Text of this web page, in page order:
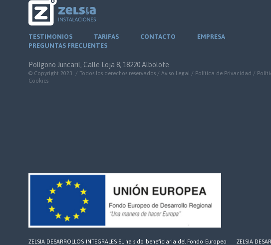
TESTIMONIOS TARIFAS CONTACTO
EMPRESA
PREGUNTAS FRECUENTES
Polígono Juncaril, Calle Loja 8, 18220 Albolote
© Copyright 2023. / Todos los derechos reservados / Aviso Legal / Política de Privacidad /
Cookies
ZELSIA DESARROLLOS INTEGRALES SL ha sido beneficiaria del Fondo Europeo ZELSIA